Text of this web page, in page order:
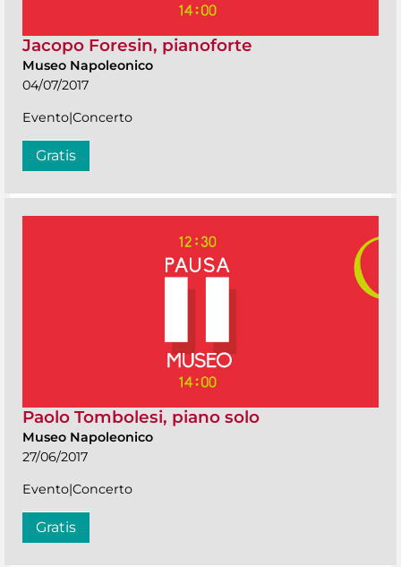
Jacopo Foresin, pianoforte
Museo Napoleonico
04/07/2017
Evento|Concerto
Gratis
Paolo Tombolesi, piano solo
Museo Napoleonico
27/06/2017
Evento|Concerto
Gratis